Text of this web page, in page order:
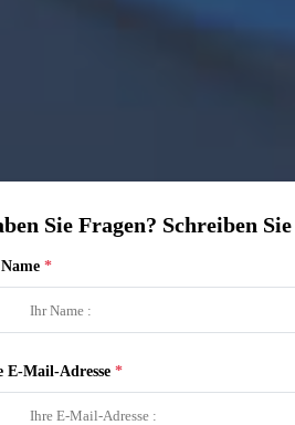
Sie Fragen? Schreiben
E-Mail-Adresse